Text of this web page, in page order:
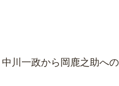
川一政から岡鹿之助への